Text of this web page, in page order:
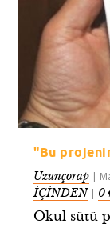
"Bu
Uzunçorap |
İÇİNDEN| 0
Okul sütü